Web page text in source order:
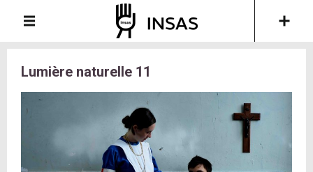
Lumière naturelle 11